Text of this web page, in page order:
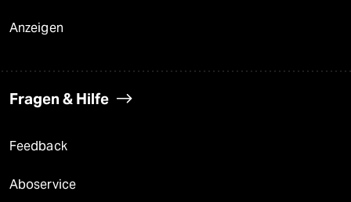
Anzeigen
Fragen & Hilfe
Feedback
Aboservice